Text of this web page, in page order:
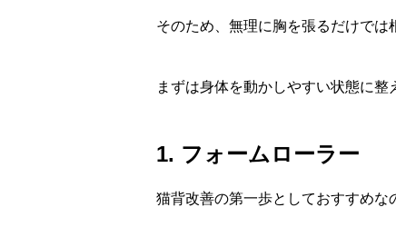
そのため、無理に胸を張るだけでは
まずは身体を動かしやすい状態に
1. フォームローラー
猫背改善の第一歩としておすすめな